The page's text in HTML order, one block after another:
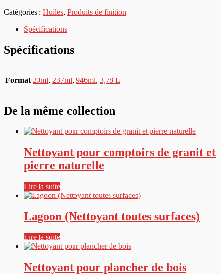
Catégories : Huiles, Produits de finition
Spécifications
Spécifications
Format 20ml, 237ml, 946ml, 3,78 L
De la même collection
Nettoyant pour comptoirs de granit et
pierre naturelle
Lire la suite
Lagoon (Nettoyant toutes surfaces)
Lire la suite
Nettoyant pour plancher de bois